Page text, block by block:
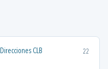
Direcciones CLB 22